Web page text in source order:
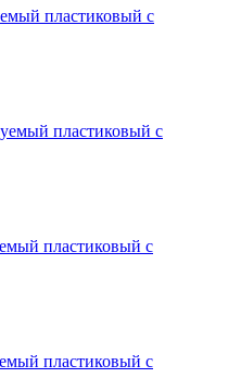
пластиковый с
пластиковый с
пластиковый с
пластиковый с